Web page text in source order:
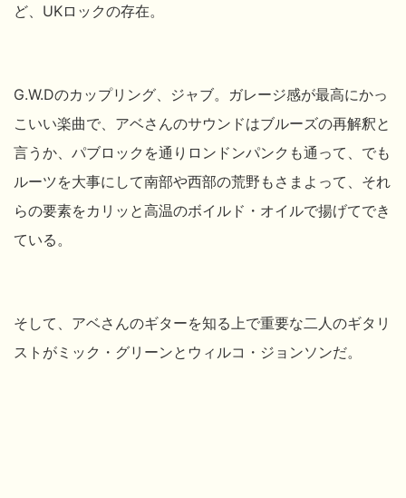
ど、UKロックの存在。
G.W.Dのカップリング、ジャブ。ガレージ感が最高にかっ
こいい楽曲で、アベさんのサウンドはブルーズの再解釈と
言うか、パブロックを通りロンドンパンクも通って、でも
ルーツを大事にして南部や西部の荒野もさまよって、それ
らの要素をカリッと高温のボイルド・オイルで揚げてでき
ている。
そして、アベさんのギターを知る上で重要な二人のギタリ
ストがミック・グリーンとウィルコ・ジョンソンだ。